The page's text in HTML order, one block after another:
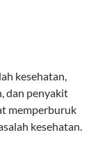
kesehatan,
dan penyakit
memperburuk
kesehatan.